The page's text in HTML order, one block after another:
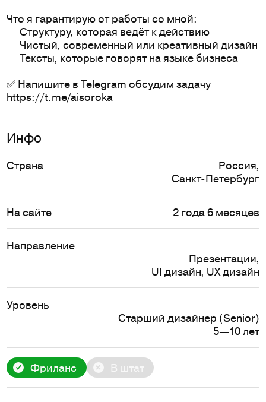
Инфо
Страна Россия,
Санкт-Петербург
На сайте 2 года 6 месяцев
Направление
Презентации,
UI дизайн, UX дизайн
Уровень
Старший дизайнер (Senior)
5—10 лет
Фриланс В штат
Что я гарантирую от работы со мной:
— Структуру, которая ведёт к действию
— Чистый, современный или креативный дизайн
— Тексты, которые говорят на языке бизнеса
✅ Напишите в Telegram обсудим задачу
https://t.me/aisoroka